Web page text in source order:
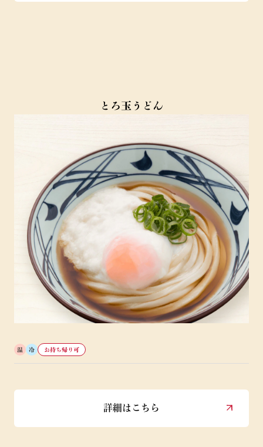
とろ玉うどん
温 冷 お持ち帰り可
詳細はこちら